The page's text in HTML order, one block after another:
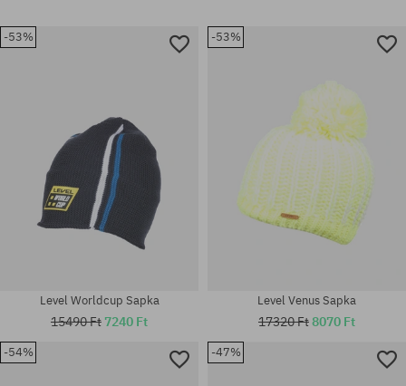
-53%
Level Worldcup Sapka
15490 Ft 7240 Ft
-53%
Level Venus Sapka
17320 Ft8070 Ft
-54% -47%